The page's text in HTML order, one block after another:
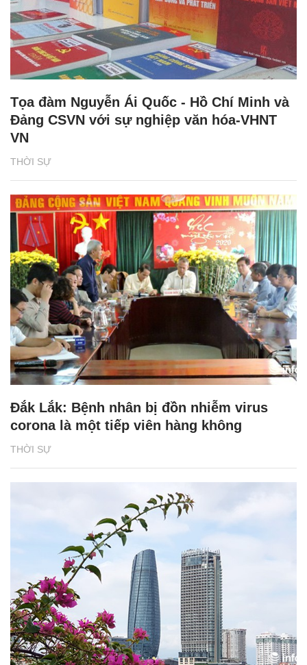
THỜI SỰ
Tọa đàm Nguyễn Ái Quốc - Hồ Chí Minh và
Đảng CSVN với sự nghiệp văn hóa-VHNT
VN
THỜI SỰ
Đắk Lắk: Bệnh nhân bị đồn nhiễm virus
corona là một tiếp viên hàng không